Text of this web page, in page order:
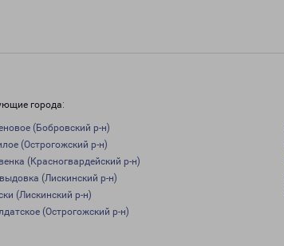
города:
(Бобровский р-н)
(Острогожский р-н)
(Красногвардейский р-н)
(Лискинский р-н)
(Лискинский р-н)
(Острогожский р-н)